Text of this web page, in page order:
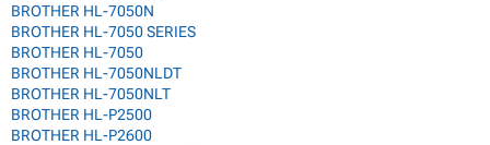
BROTHER HL-7050N
BROTHER HL-7050 SERIES
BROTHER HL-7050
BROTHER HL-7050NLDT
BROTHER HL-7050NLT
BROTHER HL-P2500
BROTHER HL-P2600